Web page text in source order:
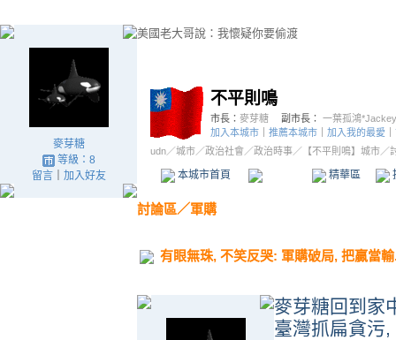
麥芽糖
等級：8
留言｜ 加入好友
美國老大哥說：我懷疑你要偷渡